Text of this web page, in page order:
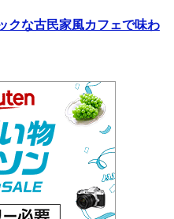
クな古民家風カフェで味わ